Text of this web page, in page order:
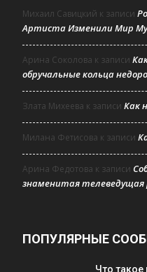
Михаил Савицкий к записи
Артиста Изменили Мир
Арина Соколова к записи
обручальные кольца
Злата Михеева к записи Как
Милана Фетисова к записи
Арина Федотова к записи
знаменитая
ПОПУЛЯРНЫЕ
Что такое